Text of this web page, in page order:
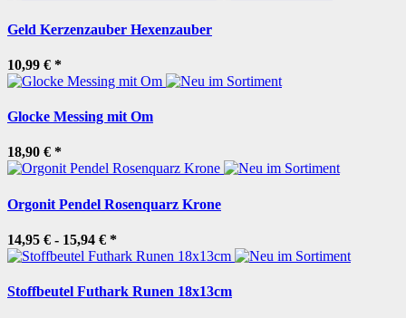
Geld Kerzenzauber Hexenzauber
10,99 € *
Glocke Messing mit Om
18,90 € *
Orgonit Pendel Rosenquarz Krone
14,95 € - 15,94 € *
Stoffbeutel Futhark Runen 18x13cm